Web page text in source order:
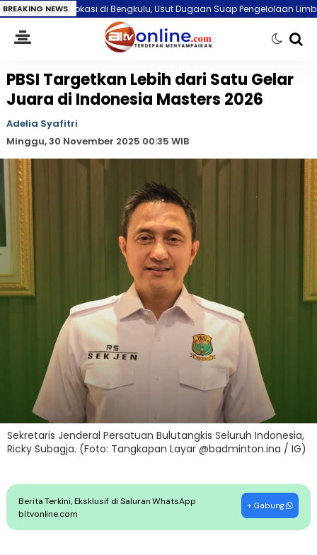
BREAKING NEWSUsut Dugaan Suap Pengelolaan Limbah Kesehatan
PBSI Targetkan Lebih dari Satu Gelar
Juara di Indonesia Masters 2026
Adelia Syafitri
Minggu, 30 November 2025 00:35 WIB
Sekretaris Jenderal Persatuan Bulutangkis Seluruh Indonesia,
Ricky Subagja. (Foto: Tangkapan Layar @badminton.ina / IG)
Berita Terkini, Eksklusif di Saluran WhatsApp
bitvonline.com
+ Gabung